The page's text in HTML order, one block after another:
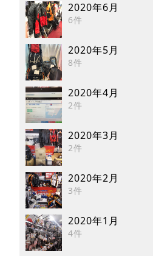
2020年6月
6件
2020年5月
8件
2020年4月
2件
2020年3月
2件
2020年2月
3件
2020年1月
4件